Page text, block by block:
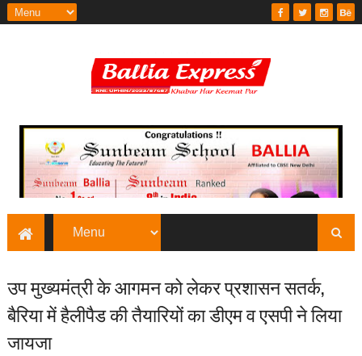
उप मुख्यमंत्री के आगमन को लेकर प्रशासन सतर्क,
बैरिया में हैलीपैड की तैयारियों का डीएम व एसपी ने लिया
जायजा